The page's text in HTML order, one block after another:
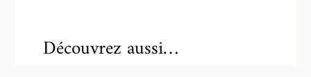
Découvrez aussi…